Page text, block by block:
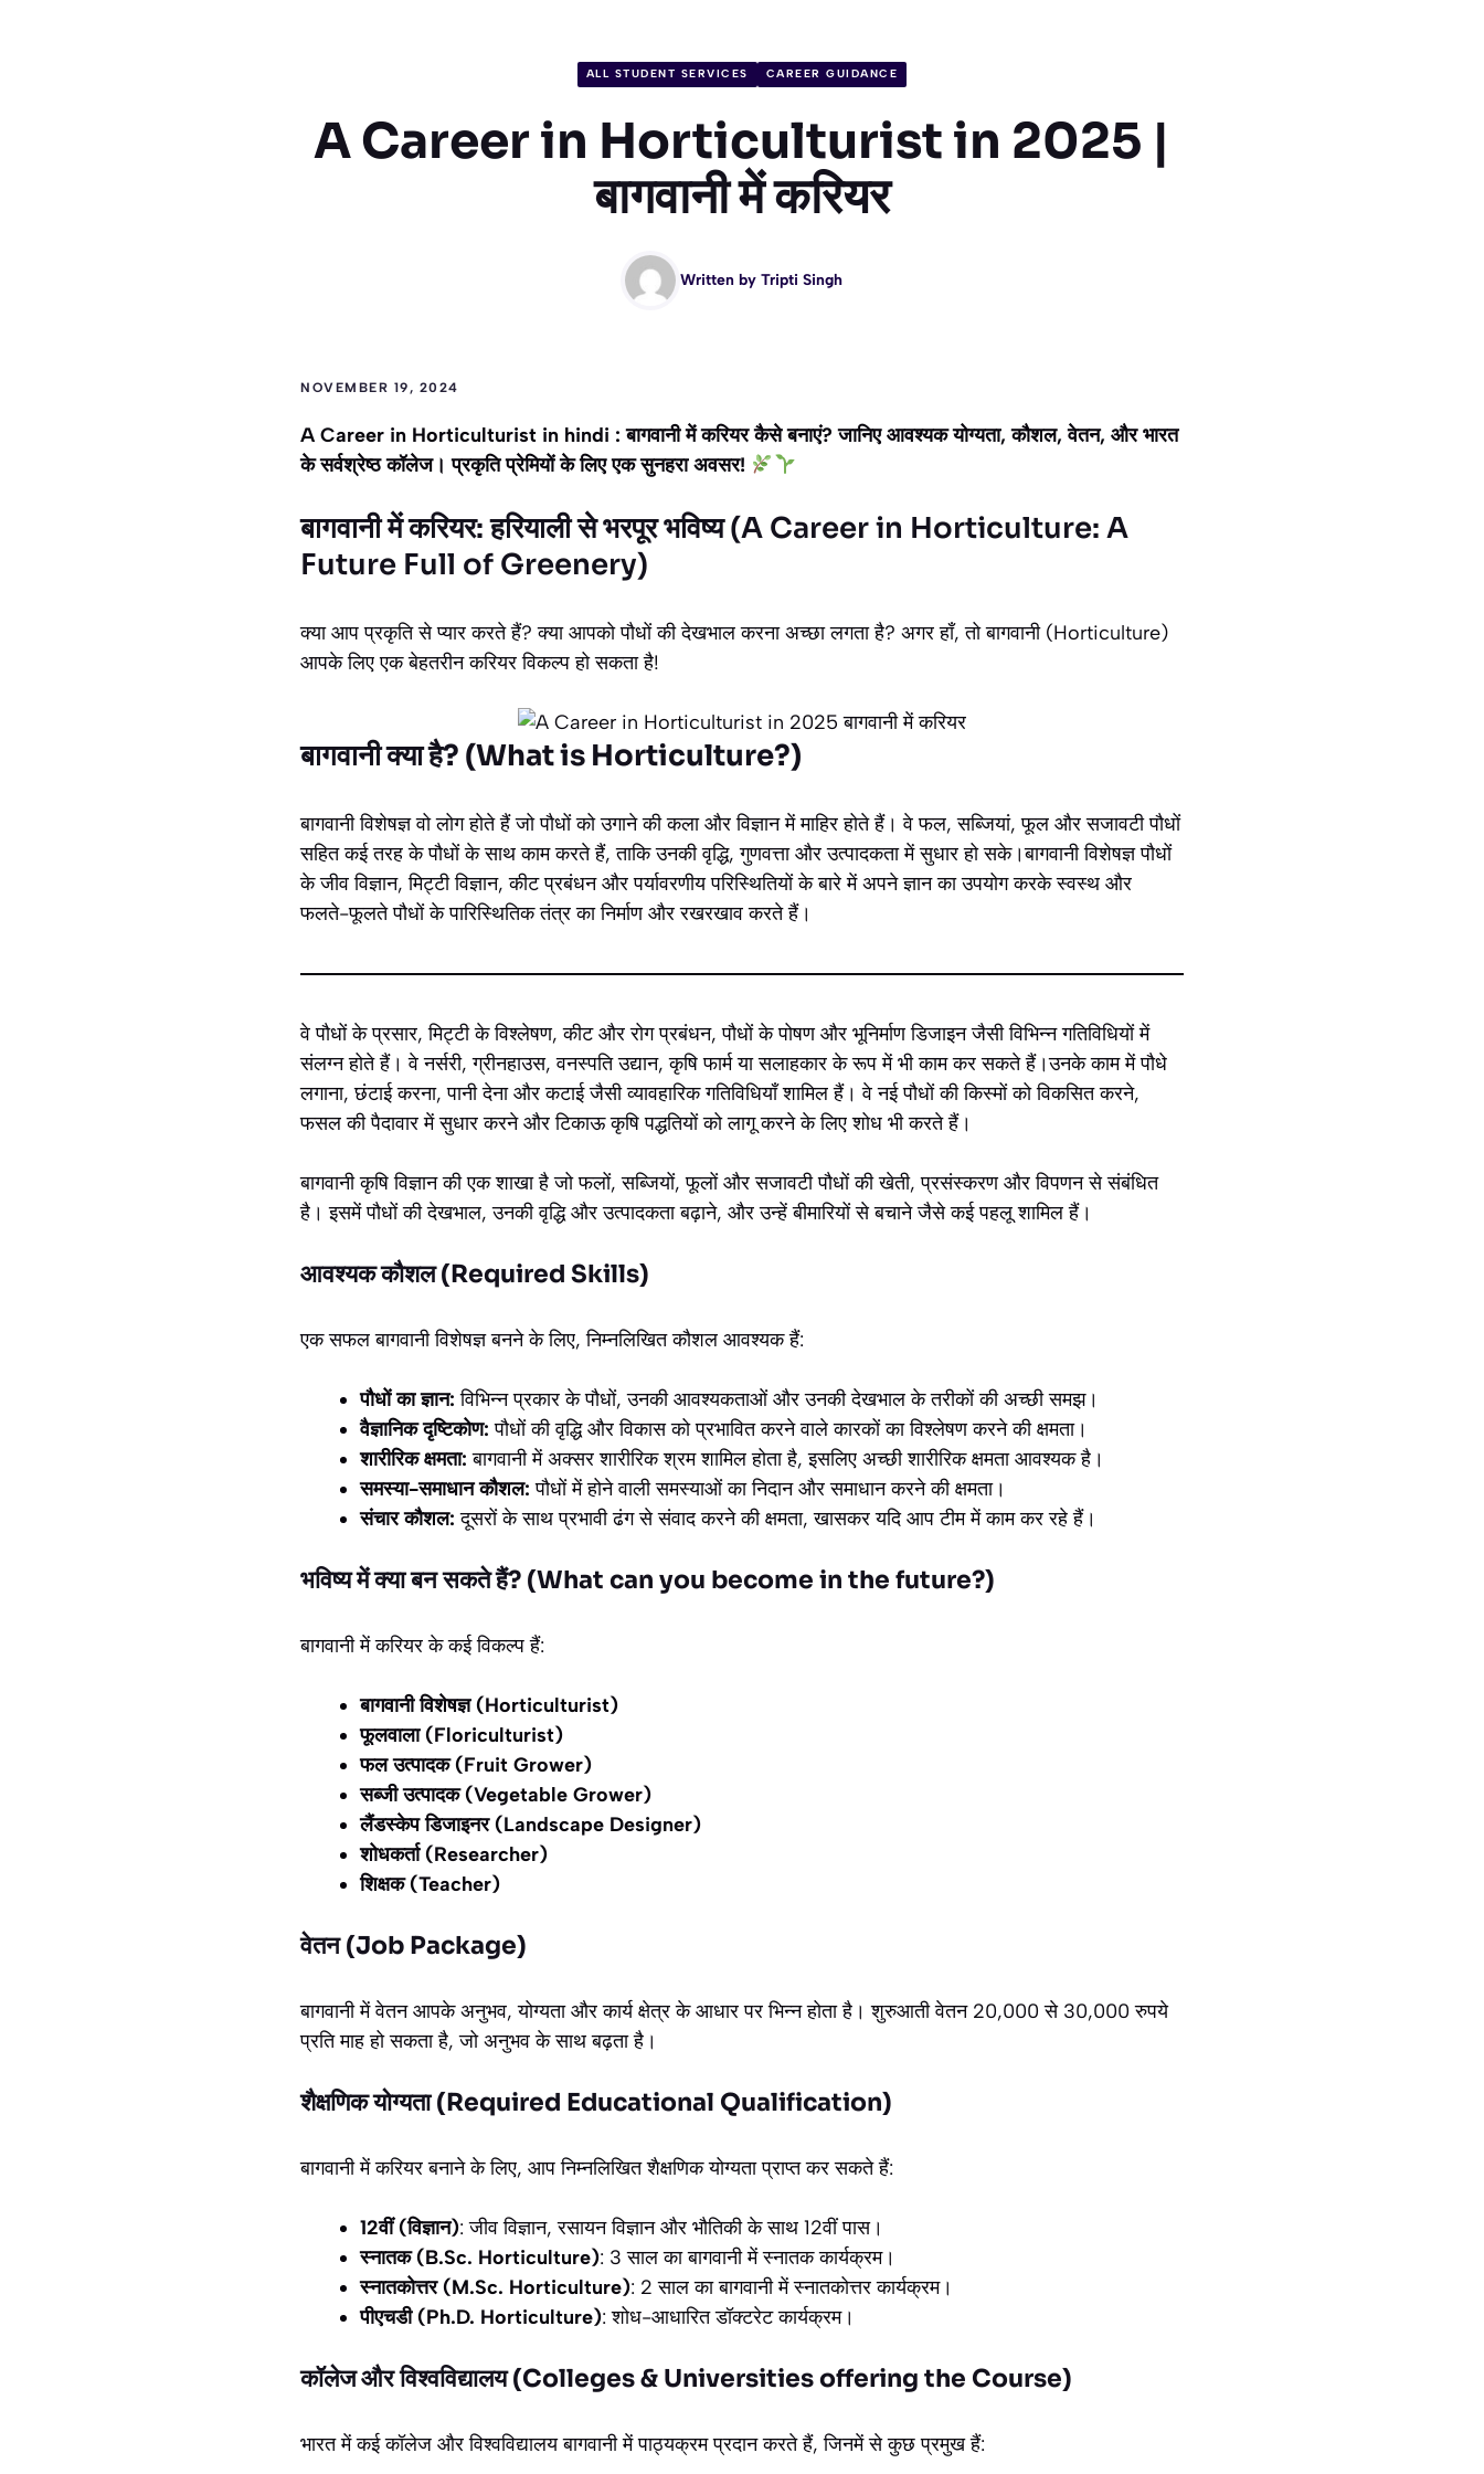
ALL STUDENT SERVICES CAREER GUIDANCE
A Career in Horticulturist in 2025 |
बागवानी में करियर
Written by Tripti Singh
NOVEMBER 19, 2024
A Career in Horticulturist in hindi : बागवानी में करियर कैसे बनाएं? जानिए आवश्यक योग्यता, कौशल, वेतन, और भारत
के सर्वश्रेष्ठ कॉलेज। प्रकृति प्रेमियों के लिए एक सुनहरा अवसर!
बागवानी में करियर: हरियाली से भरपूर भविष्य (A Career in Horticulture: A
Future Full of Greenery)
क्या आप प्रकृति से प्यार करते हैं? क्या आपको पौधों की देखभाल करना अच्छा लगता है? अगर हाँ, तो बागवानी (Horticulture)
आपके लिए एक बेहतरीन करियर विकल्प हो सकता है!
बागवानी क्या है? (What is Horticulture?)
बागवानी विशेषज्ञ वो लोग होते हैं जो पौधों को उगाने की कला और विज्ञान में माहिर होते हैं। वे फल, सब्जियां, फूल और सजावटी पौधों
सहित कई तरह के पौधों के साथ काम करते हैं, ताकि उनकी वृद्धि, गुणवत्ता और उत्पादकता में सुधार हो सके।बागवानी विशेषज्ञ पौधों
के जीव विज्ञान, मिट्टी विज्ञान, कीट प्रबंधन और पर्यावरणीय परिस्थितियों के बारे में अपने ज्ञान का उपयोग करके स्वस्थ और
फलते-फूलते पौधों के पारिस्थितिक तंत्र का निर्माण और रखरखाव करते हैं।
वे पौधों के प्रसार, मिट्टी के विश्लेषण, कीट और रोग प्रबंधन, पौधों के पोषण और भूनिर्माण डिजाइन जैसी विभिन्न गतिविधियों में
संलग्न होते हैं। वे नर्सरी, ग्रीनहाउस, वनस्पति उद्यान, कृषि फार्म या सलाहकार के रूप में भी काम कर सकते हैं।उनके काम में पौधे
लगाना, छंटाई करना, पानी देना और कटाई जैसी व्यावहारिक गतिविधियाँ शामिल हैं। वे नई पौधों की किस्मों को विकसित करने,
फसल की पैदावार में सुधार करने और टिकाऊ कृषि पद्धतियों को लागू करने के लिए शोध भी करते हैं।
बागवानी कृषि विज्ञान की एक शाखा है जो फलों, सब्जियों, फूलों और सजावटी पौधों की खेती, प्रसंस्करण और विपणन से संबंधित
है। इसमें पौधों की देखभाल, उनकी वृद्धि और उत्पादकता बढ़ाने, और उन्हें बीमारियों से बचाने जैसे कई पहलू शामिल हैं।
आवश्यक कौशल (Required Skills)
एक सफल बागवानी विशेषज्ञ बनने के लिए, निम्नलिखित कौशल आवश्यक हैं:
पौधों का ज्ञान: विभिन्न प्रकार के पौधों, उनकी आवश्यकताओं और उनकी देखभाल के तरीकों की अच्छी समझ।
वैज्ञानिक दृष्टिकोण: पौधों की वृद्धि और विकास को प्रभावित करने वाले कारकों का विश्लेषण करने की क्षमता।
शारीरिक क्षमता: बागवानी में अक्सर शारीरिक श्रम शामिल होता है, इसलिए अच्छी शारीरिक क्षमता आवश्यक है।
समस्या-समाधान कौशल: पौधों में होने वाली समस्याओं का निदान और समाधान करने की क्षमता।
संचार कौशल: दूसरों के साथ प्रभावी ढंग से संवाद करने की क्षमता, खासकर यदि आप टीम में काम कर रहे हैं।
भविष्य में क्या बन सकते हैं? (What can you become in the future?)
बागवानी में करियर के कई विकल्प हैं:
बागवानी विशेषज्ञ (Horticulturist)
फूलवाला (Floriculturist)
फल उत्पादक (Fruit Grower)
सब्जी उत्पादक (Vegetable Grower)
लैंडस्केप डिजाइनर (Landscape Designer)
शोधकर्ता (Researcher)
शिक्षक (Teacher)
वेतन (Job Package)
बागवानी में वेतन आपके अनुभव, योग्यता और कार्य क्षेत्र के आधार पर भिन्न होता है। शुरुआती वेतन 20,000 से 30,000 रुपये
प्रति माह हो सकता है, जो अनुभव के साथ बढ़ता है।
शैक्षणिक योग्यता (Required Educational Qualification)
बागवानी में करियर बनाने के लिए, आप निम्नलिखित शैक्षणिक योग्यता प्राप्त कर सकते हैं:
12वीं (विज्ञान): जीव विज्ञान, रसायन विज्ञान और भौतिकी के साथ 12वीं पास।
स्नातक (B.Sc. Horticulture): 3 साल का बागवानी में स्नातक कार्यक्रम।
स्नातकोत्तर (M.Sc. Horticulture): 2 साल का बागवानी में स्नातकोत्तर कार्यक्रम।
पीएचडी (Ph.D. Horticulture): शोध-आधारित डॉक्टरेट कार्यक्रम।
कॉलेज और विश्वविद्यालय (Colleges & Universities offering the Course)
भारत में कई कॉलेज और विश्वविद्यालय बागवानी में पाठ्यक्रम प्रदान करते हैं, जिनमें से कुछ प्रमुख हैं: